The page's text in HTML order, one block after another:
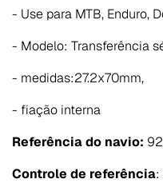
- Use para MTB, Enduro,
- Modelo: Transferência
- medidas:27.2x70mm,
- fiação interna
Referência do navio:
Controle de referência